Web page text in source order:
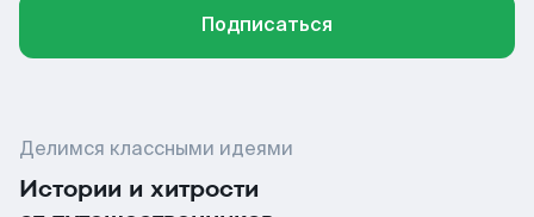
Подписаться
Делимся классными идеями
Истории и хитрости